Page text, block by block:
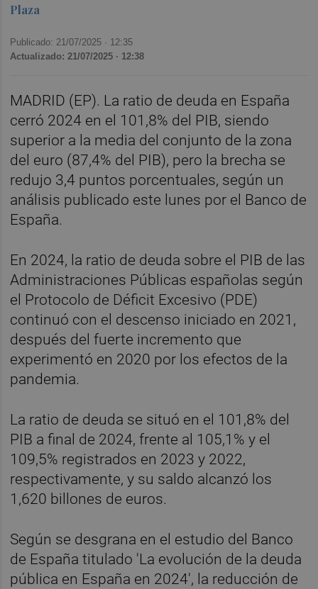
Plaza
Publicado: 21/07/2025 · 12:35
Actualizado: 21/07/2025 · 12:38
MADRID (EP). La ratio de deuda en España
cerró 2024 en el 101,8% del PIB, siendo
superior a la media del conjunto de la zona
del euro (87,4% del PIB), pero la brecha se
redujo 3,4 puntos porcentuales, según un
análisis publicado este lunes por el Banco de
España.
En 2024, la ratio de deuda sobre el PIB de las
Administraciones Públicas españolas según
el Protocolo de Déficit Excesivo (PDE)
continuó con el descenso iniciado en 2021,
después del fuerte incremento que
experimentó en 2020 por los efectos de la
pandemia.
La ratio de deuda se situó en el 101,8% del
PIB a final de 2024, frente al 105,1% y el
109,5% registrados en 2023 y 2022,
respectivamente, y su saldo alcanzó los
1,620 billones de euros.
Según se desgrana en el estudio del Banco
de España titulado 'La evolución de la deuda
pública en España en 2024', la reducción de